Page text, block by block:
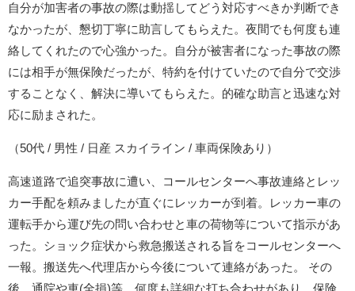
自分が加害者の事故の際は動揺してどう対応すべきか判断でき
なかったが、懇切丁寧に助言してもらえた。夜間でも何度も連
絡してくれたので心強かった。自分が被害者になった事故の際
には相手が無保険だったが、特約を付けていたので自分で交渉
することなく、解決に導いてもらえた。的確な助言と迅速な対
応に励まされた。
（50代 / 男性 / 日産 スカイライン / 車両保険あり）
高速道路で追突事故に遭い、コールセンターへ事故連絡とレッ
カー手配を頼みましたが直ぐにレッカーが到着。レッカー車の
運転手から運び先の問い合わせと車の荷物等について指示があ
った。ショック症状から救急搬送される旨をコールセンターへ
一報。搬送先へ代理店から今後について連絡があった。 その
後、通院や車(全損)等、何度も詳細な打ち合わせがあり、保険